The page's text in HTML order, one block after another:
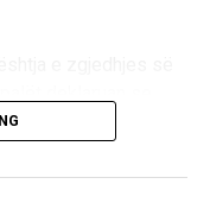
javë edhe më
duke
/E.A/